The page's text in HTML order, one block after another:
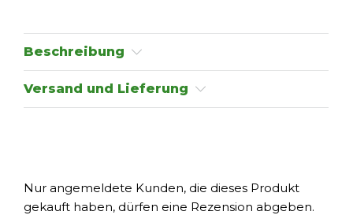
Beschreibung
Versand und Lieferung
Nur angemeldete Kunden, die dieses Produkt
gekauft haben, dürfen eine Rezension abgeben.